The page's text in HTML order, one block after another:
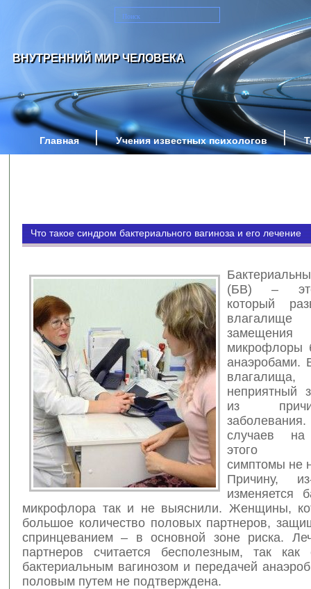
ВНУТРЕННИЙ МИР ЧЕЛОВЕКА
Главная Учения известных психологов
Что такое синдром бактериального вагиноза и его лечение
(БВ) –
который
замещения
микрофлоры
анаэробами.
неприятный
из
случаев на
этого
симптомы не
Причину,
изменяется
микрофлора так и не выяснили. Женщины,
большое количество половых партнеров,
спринцеванием – в основной зоне риска.
партнеров считается бесполезным, так
бактериальным вагинозом и передачей
половым путем не подтверждена.